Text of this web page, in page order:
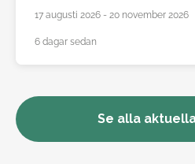
17 augusti 2026 - 20 november 2026
6 dagar sedan
Se alla